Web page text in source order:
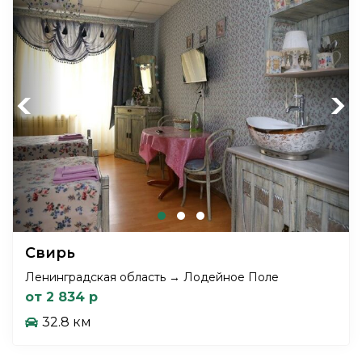
Previous Next
Свирь
Ленинградская область → Лодейное Поле
от 2 834 р
32.8 км